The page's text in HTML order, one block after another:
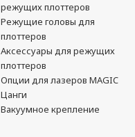
режущих плоттеров
Режущие головы для
плоттеров
Аксессуары для режущих
плоттеров
Опции для лазеров MAGIC
Цанги
Вакуумное крепление